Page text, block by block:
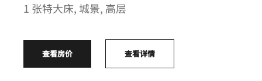
1 张特大床, 城景, 高层
查看房价 查看详情